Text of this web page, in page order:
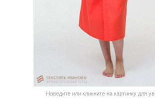
Наведите или кликните на картинку для